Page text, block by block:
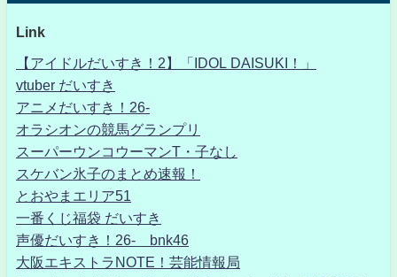
Link
【アイドルだいすき！2】「IDOL DAISUKI！」
vtuber だいすき
アニメだいすき！26-
オラシオンの競馬グランプリ
スーパーウンコウーマンT・子なし
スケバン氷子のまとめ速報！
とおやまエリア51
一番くじ福袋 だいすき
声優だいすき！26- bnk46
大阪エキストラNOTE！芸能情報局